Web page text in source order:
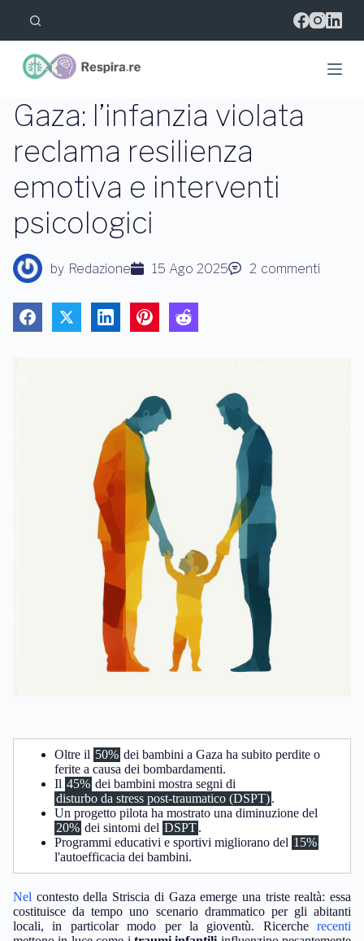
l
l
c
n
t
n
t
o
Gaza: l’infanzia violata
reclama resilienza
emotiva e interventi
psicologici
by Redazione 15 Ago 2025 2 commenti
Oltre il 50% dei bambini a Gaza ha subito perdite o
ferite a causa dei bombardamenti.
Il 45% dei bambini mostra segni di
disturbo da stress post-traumatico (DSPT).
Un progetto pilota ha mostrato una diminuzione del
20% dei sintomi del DSPT.
Programmi educativi e sportivi migliorano del 15%
l'autoefficacia dei bambini.
Nel contesto della Striscia di Gaza emerge una triste realtà: essa
costituisce da tempo uno scenario drammatico per gli abitanti
locali, in particolar modo per la gioventù. Ricerche recenti